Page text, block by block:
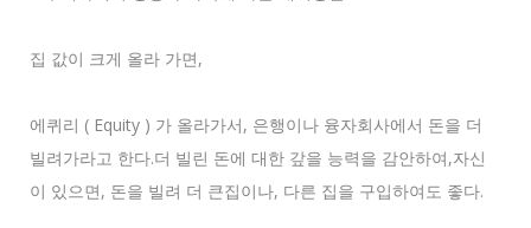
집 값이 크게 올라 가면,
에퀴리 ( Equity ) 가 올라가서, 은행이나 융자회사에서 돈을 더
빌려가라고 한다.더 빌린 돈에 대한 갚을 능력을 감안하여,자신
이 있으면, 돈을 빌려 더 큰집이나, 다른 집을 구입하여도 좋다.